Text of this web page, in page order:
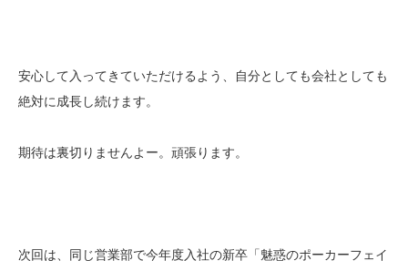
安心して入ってきていただけるよう、自分としても会社としても
絶対に成長し続けます。
期待は裏切りませんよー。頑張ります。
次回は、同じ営業部で今年度入社の新卒「魅惑のポーカーフェイ